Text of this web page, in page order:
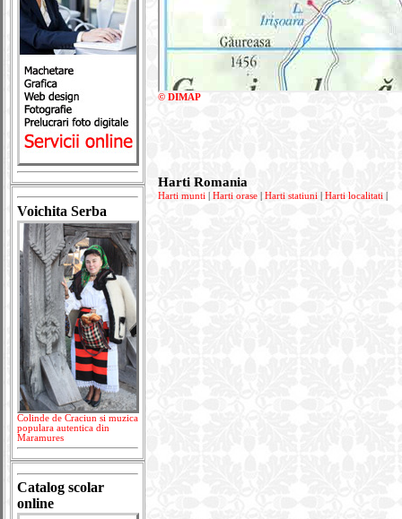
Voichita Serba
Colinde de Craciun si muzica
populara autentica din
Maramures
Catalog scolar
online
© DIMAP
Harti Romania
Harti munti Harti orase Harti statiuni Harti localitati